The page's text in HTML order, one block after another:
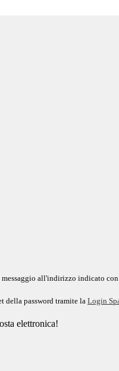
all'indirizzo indicato
della password tramite la Login
elettronica!